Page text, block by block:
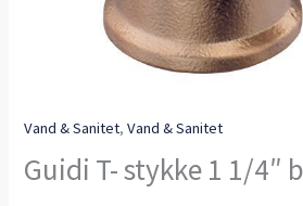
Vand & Sanitet,Vand & Sanitet
Guidi T- stykke 1 1/4″